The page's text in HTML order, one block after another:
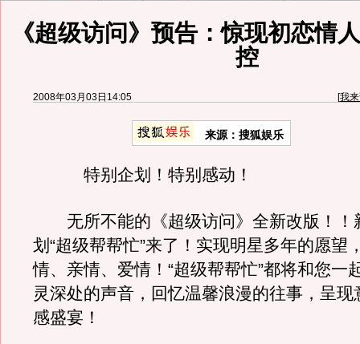
《超级访问》预告：惊现初恋情
控
2008年03月03日14:05 [我
来源：搜狐娱乐
特别企划！特别感动！
无所不能的《超级访问》全新改版！！
划“超级帮帮忙”来了！实现明星多年的愿望
情、亲情、爱情！“超级帮帮忙”都将和您一
灵深处的声音，回忆温馨浪漫的往事，呈现
感盛宴！